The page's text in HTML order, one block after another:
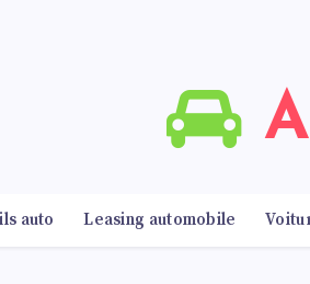
auto Leasing automobile